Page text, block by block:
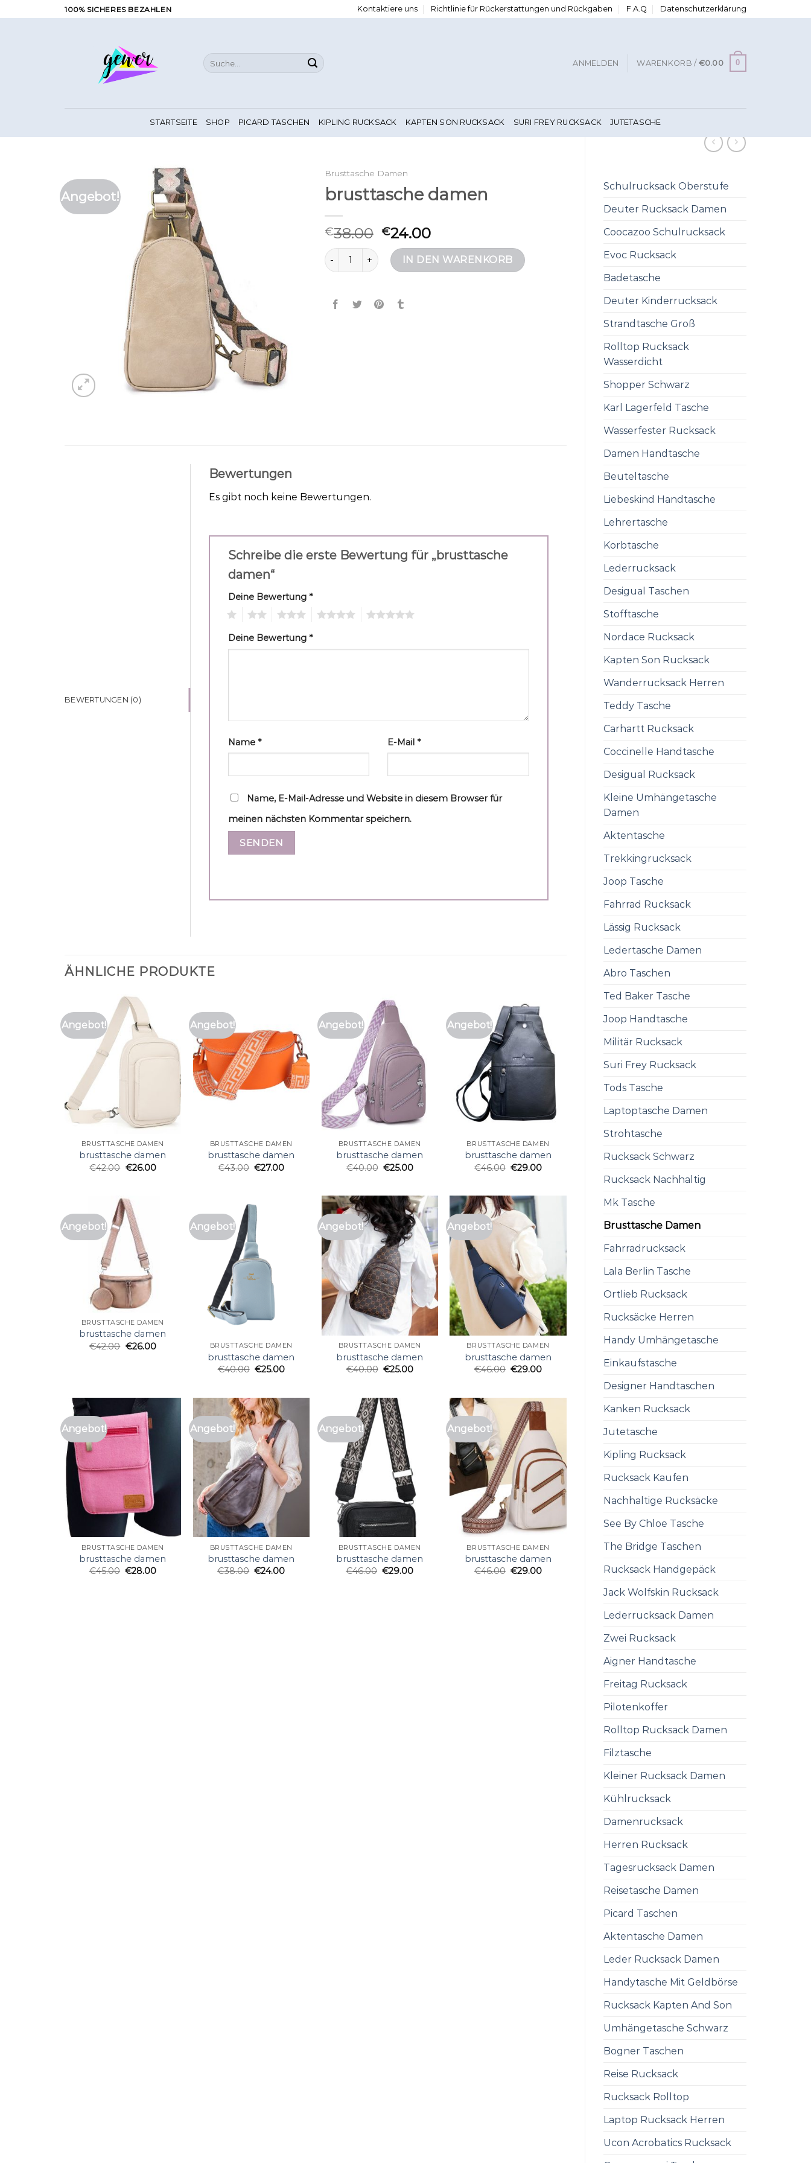
Inhalt
100% SICHERES BEZAHLEN Kontaktiere uns Richtlinie für Rückerstattungen und Rückgaben F.A.Q Datenschutzerklärung
Suche
nach:
ANMELDEN WARENKORB / €0.00 0
STARTSEITE SHOP PICARD TASCHEN KIPLING RUCKSACK KAPTEN SON RUCKSACK SURI FREY RUCKSACK JUTETASCHE
Schulrucksack Oberstufe
Deuter Rucksack Damen
Coocazoo Schulrucksack
Evoc Rucksack
Badetasche
Deuter Kinderrucksack
Strandtasche Groß
Rolltop Rucksack
Wasserdicht
Shopper Schwarz
Karl Lagerfeld Tasche
Wasserfester Rucksack
Damen Handtasche
Beuteltasche
Liebeskind Handtasche
Lehrertasche
Korbtasche
Lederrucksack
Desigual Taschen
Stofftasche
Nordace Rucksack
Kapten Son Rucksack
Wanderrucksack Herren
Teddy Tasche
Carhartt Rucksack
Coccinelle Handtasche
Desigual Rucksack
Kleine Umhängetasche
Damen
Aktentasche
Trekkingrucksack
Joop Tasche
Fahrrad Rucksack
Lässig Rucksack
Ledertasche Damen
Abro Taschen
Ted Baker Tasche
Joop Handtasche
Militär Rucksack
Suri Frey Rucksack
Tods Tasche
Laptoptasche Damen
Strohtasche
Rucksack Schwarz
Rucksack Nachhaltig
Mk Tasche
Brusttasche Damen
Fahrradrucksack
Lala Berlin Tasche
Ortlieb Rucksack
Rucksäcke Herren
Handy Umhängetasche
Einkaufstasche
Designer Handtaschen
Kanken Rucksack
Jutetasche
Kipling Rucksack
Rucksack Kaufen
Nachhaltige Rucksäcke
See By Chloe Tasche
The Bridge Taschen
Rucksack Handgepäck
Jack Wolfskin Rucksack
Lederrucksack Damen
Zwei Rucksack
Aigner Handtasche
Freitag Rucksack
Pilotenkoffer
Rolltop Rucksack Damen
Filztasche
Kleiner Rucksack Damen
Kühlrucksack
Damenrucksack
Herren Rucksack
Tagesrucksack Damen
Reisetasche Damen
Picard Taschen
Aktentasche Damen
Leder Rucksack Damen
Handytasche Mit Geldbörse
Rucksack Kapten And Son
Umhängetasche Schwarz
Bogner Taschen
Reise Rucksack
Rucksack Rolltop
Laptop Rucksack Herren
Ucon Acrobatics Rucksack
Angebot!
Brusttasche Damen
brusttasche damen
€38.00 €24.00
brusttasche damen MengeIN DEN WARENKORB
BEWERTUNGEN (0)
Bewertungen
Es gibt noch keine Bewertungen.
Schreibe die erste Bewertung für „brusttasche
damen“
Deine Bewertung *
Deine Bewertung *
Name * E-Mail*
Name, E-Mail-Adresse und Website in diesem Browser für
meinen nächsten Kommentar speichern.
ÄHNLICHE PRODUKTE
Angebot!
BRUSTTASCHE DAMEN
brusttasche damen
€42.00 €26.00
Angebot!
BRUSTTASCHE DAMEN
brusttasche damen
€43.00 €27.00
Angebot!
BRUSTTASCHE DAMEN
brusttasche damen
€40.00 €25.00
Angebot!
BRUSTTASCHE DAMEN
brusttasche damen
€46.00 €29.00
Angebot!
BRUSTTASCHE DAMEN
brusttasche damen
€42.00 €26.00
Angebot!
BRUSTTASCHE DAMEN
brusttasche damen
€40.00 €25.00
Angebot!
BRUSTTASCHE DAMEN
brusttasche damen
€40.00 €25.00
Angebot!
BRUSTTASCHE DAMEN
brusttasche damen
€46.00 €29.00
Angebot!
BRUSTTASCHE DAMEN
brusttasche damen
€45.00 €28.00
Angebot!
BRUSTTASCHE DAMEN
brusttasche damen
€38.00 €24.00
Angebot!
BRUSTTASCHE DAMEN
brusttasche damen
€46.00 €29.00
Angebot!
BRUSTTASCHE DAMEN
brusttasche damen
€46.00 €29.00